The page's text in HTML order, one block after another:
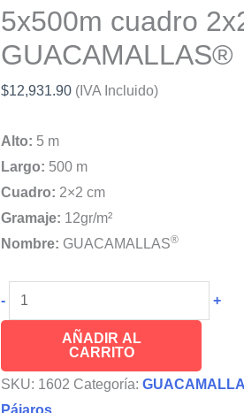
5x500m cuadro
GUACAMALLAS®
$12,931.90 (IVA Incluido)
Alto: 5 m
Largo: 500 m
Cuadro: 2×2 cm
Gramaje: 12gr/m²
Nombre: GUACAMALLAS®
-
Malla
protectora
estanque
+
AÑADIR AL
CARRITO
SKU: 1602 Categoría:
Pájaros